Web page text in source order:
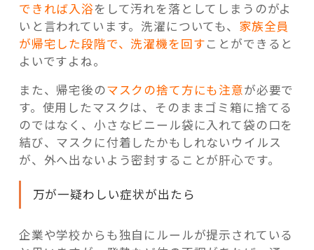
できれば入浴をして汚れを落としてしまうのがよ
いと言われています。洗濯についても、 家族全員
が帰宅した段階で、洗濯機を回すことができると
よいですよね。
また、帰宅後のマスクの捨て方にも注意が必要で
す。使用したマスクは、そのままゴミ箱に捨てる
のではなく、小さなビニール袋に入れて袋の口を
結び、マスクに付着したかもしれないウイルス
が、外へ出ないよう密封することが肝心です。
万が一疑わしい症状が出たら
企業や学校からも独自にルールが提示されている